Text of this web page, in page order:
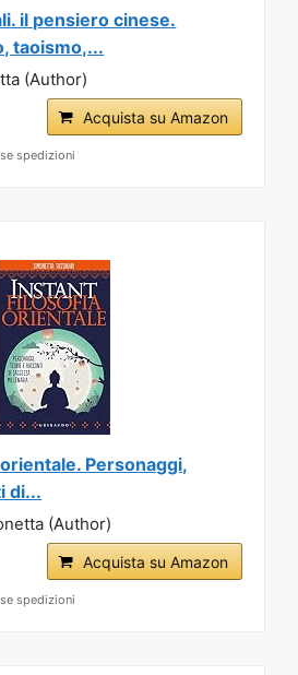
il pensiero cinese.
taoismo,...
(Author)
Acquista su Amazon
spedizioni
Personaggi,
di...
(Author)
Acquista su Amazon
spedizioni